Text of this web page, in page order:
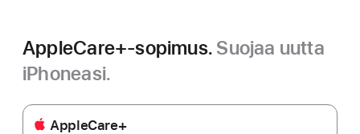
AppleCare+-sopimus. Suojaa uutta
iPhoneasi.
AppleCare+